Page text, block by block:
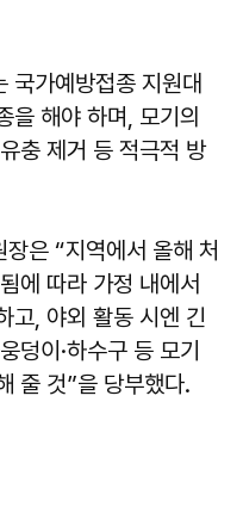
국가예방접종 지원대
을 해야 하며, 모기의
충 제거 등 적극적 방
은 “지역에서 올해 처
에 따라 가정 내에서
고, 야외 활동 시엔 긴
덩이·하수구 등 모기
줄 것”을 당부했다.